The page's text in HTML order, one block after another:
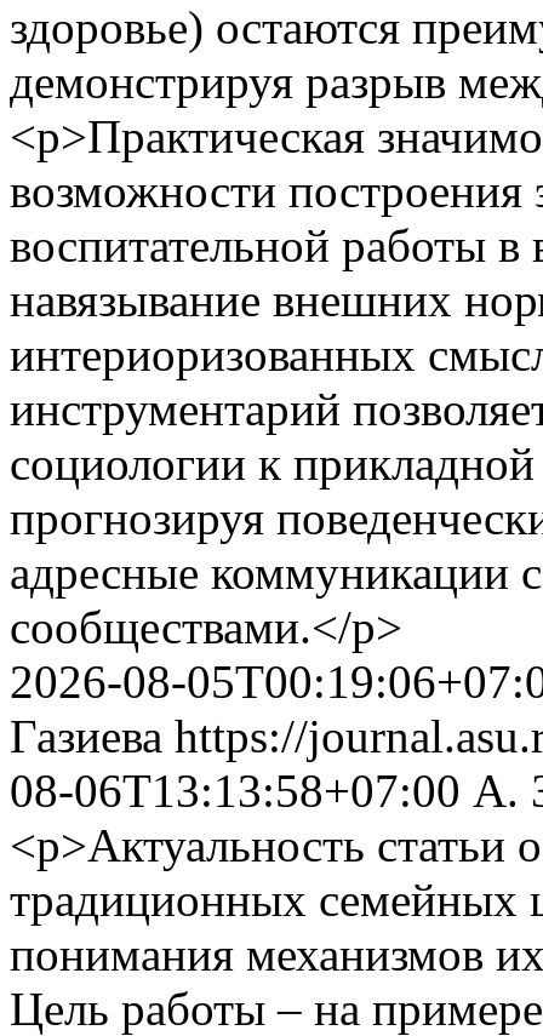
здоровье) остаются
демонстрируя разрыв
<p>Практическая
возможности построения
воспитательной работы
навязывание внешних
интериоризованных
инструментарий
социологии к
прогнозируя
адресные коммуникации
сообществами.</p>
2026-08-
Газиева https://
08-06T13:13:58+07:00 А.
<p>Актуальность статьи
традиционных семейных
понимания механизмов
Цель работы – на